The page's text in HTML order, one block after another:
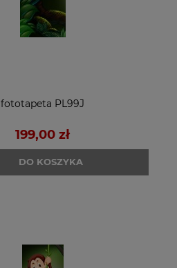
fototapeta PL99J
199,00 zł
DO KOSZYKA